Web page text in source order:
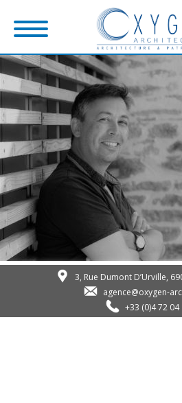
3, Rue Dumont D’Urville,
agence@oxygen-
+33 (0)4 72 04